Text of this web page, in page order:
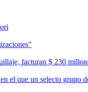
facturan $ 230
el que un selecto grupo